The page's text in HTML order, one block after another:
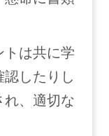
は共に学
したりし
、適切な